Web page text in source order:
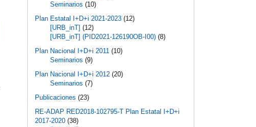
Seminarios (10)
Plan Estatal I+D+i 2021-2023 (12)
[URB_inT] (12)
[URB_inT] (PID2021-126190OB-I00) (8)
Plan Nacional I+D+i 2011 (10)
Seminarios (9)
Plan Nacional I+D+i 2012 (20)
Seminarios (7)
Publicaciones (23)
RE-ADAP RED2018-102795-T Plan Estatal I+D+i
2017-2020 (38)